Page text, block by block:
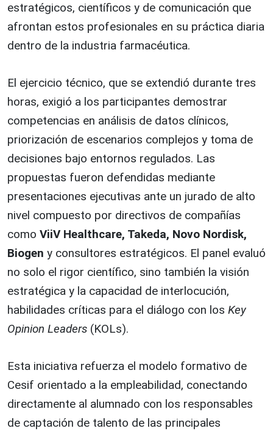
estratégicos, científicos y de comunicación que
afrontan estos profesionales en su práctica diaria
dentro de la industria farmacéutica.
El ejercicio técnico, que se extendió durante tres
horas, exigió a los participantes demostrar
competencias en análisis de datos clínicos,
priorización de escenarios complejos y toma de
decisiones bajo entornos regulados. Las
propuestas fueron defendidas mediante
presentaciones ejecutivas ante un jurado de alto
nivel compuesto por directivos de compañías
como ViiV Healthcare, Takeda, Novo Nordisk,
Biogen y consultores estratégicos. El panel evaluó
no solo el rigor científico, sino también la visión
estratégica y la capacidad de interlocución,
habilidades críticas para el diálogo con los Key
Opinion Leaders (KOLs).
Esta iniciativa refuerza el modelo formativo de
Cesif orientado a la empleabilidad, conectando
directamente al alumnado con los responsables
de captación de talento de las principales